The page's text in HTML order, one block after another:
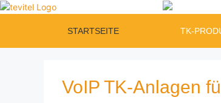
STARTSEITE TK-
VoIP TK-Anlagen